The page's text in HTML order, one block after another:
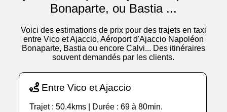
Bonaparte, ou Bastia ...
Voici des estimations de prix pour des trajets en taxi
entre Vico et Ajaccio, Aéroport d'Ajaccio Napoléon
Bonaparte, Bastia ou encore Calvi... Des itinéraires
souvent demandés par les clients.
Entre Vico et Ajaccio
Trajet : 50.4kms | Durée : 69 à 80min.